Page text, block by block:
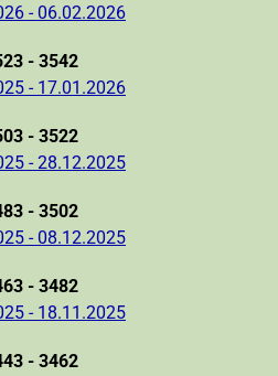
- 06.02.2026
- 3542
- 17.01.2026
- 3522
- 28.12.2025
- 3502
- 08.12.2025
- 3482
- 18.11.2025
- 3462